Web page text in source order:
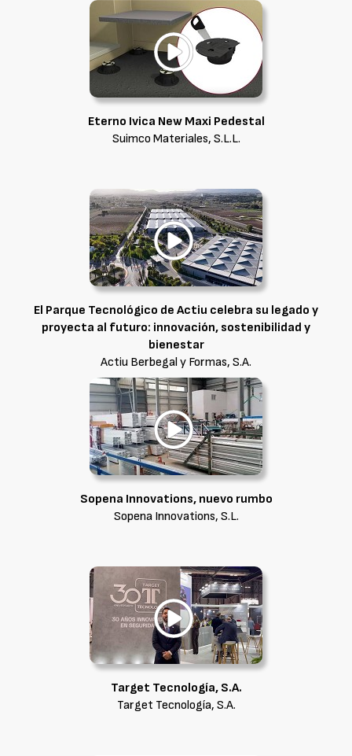
Eterno Ivica New Maxi Pedestal
Suimco Materiales, S.L.L.
El Parque Tecnológico de Actiu celebra su legado y
proyecta al futuro: innovación, sostenibilidad y
bienestar
Actiu Berbegal y Formas, S.A.
Sopena Innovations, nuevo rumbo
Sopena Innovations, S.L.
Target Tecnología, S.A.
Target Tecnología, S.A.